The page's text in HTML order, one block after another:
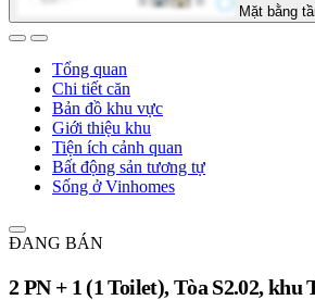
Mặt bằng
Tổng quan
Chi tiết căn
Bản đồ khu vực
Giới thiệu khu
Tiện ích cảnh quan
Bất động sản tương tự
Sống ở Vinhomes
ĐANG BÁN
2 PN + 1 (1 Toilet), Tòa S2.02, khu